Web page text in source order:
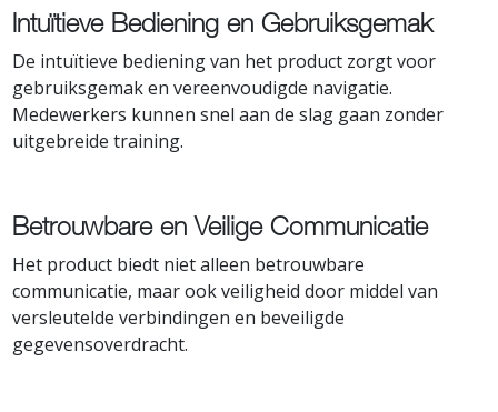
Intuïtieve Bediening en Gebruiksgemak
De intuïtieve bediening van het product zorgt voor
gebruiksgemak en vereenvoudigde navigatie.
Medewerkers kunnen snel aan de slag gaan zonder
uitgebreide training.
Betrouwbare en Veilige Communicatie
Het product biedt niet alleen betrouwbare
communicatie, maar ook veiligheid door middel van
versleutelde verbindingen en beveiligde
gegevensoverdracht.